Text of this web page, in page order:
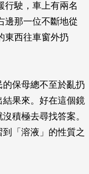
行駛，車上有兩名
邊那一位不斷地從
東西往車窗外扔
保母總不至於亂扔
果來。好在這個鏡
積極去尋找答案。
「溶液」的性質之